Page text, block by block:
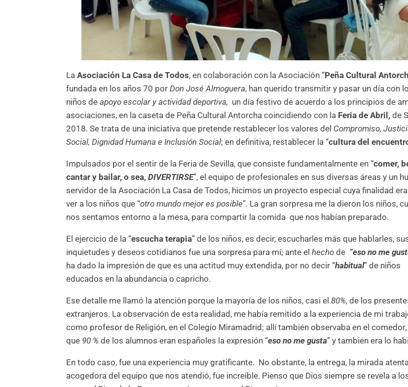
LaAsociación La Casa de Todos, en colaboración con la Asociación “Peña Cultural
fundada en los años 70 porDon José Almoguera, han querido transmitir y pasar un día con
niños deapoyo escolar y actividad deportiva, un día festivo de acuerdo a los principios de
asociaciones, en la caseta de Peña Cultural Antorcha coincidiendo con la Feria de Abril, de
2018. Se trata de una iniciativa que pretende restablecer los valores del Compromiso,
Social, Dignidad Humana e Inclusión Social; en definitiva, restablecer la “cultura del
Impulsados por el sentir de la Feria de Sevilla, que consiste fundamentalmente en “comer,
cantar y bailar, o sea, DIVERTIRSE”, el equipo de profesionales en sus diversas áreas y un
servidor de la Asociación La Casa de Todos, hicimos un proyecto especial cuya finalidad
ver a los niños que “otro mundo mejor es posible”. La gran sorpresa me la dieron los niños,
nos sentamos entorno a la mesa, para compartir la comida que nos habían preparado.
El ejercicio de la “escucha terapia” de los niños, es decir, escucharles más que hablarles,
inquietudes y deseos cotidianos fue una sorpresa para mí; ante elhecho de “eso no me
ha dado la impresión de que es una actitud muy extendida, por no decir “habitual” de niños
educados en la abundancia o capricho.
Ese detalle me llamó la atención porque la mayoría de los niños, casi el80%, de los
extranjeros. La observación de esta realidad, me había remitido a la experiencia de mi
como profesor de Religión, en el Colegio Miramadrid; allí también observaba en el comedor,
que 90 % de los alumnos eran españoles la expresión “eso no me gusta” y también era lo
En todo caso, fue una experiencia muy gratificante. No obstante, la entrega, la mirada
acogedora del equipo que nos atendió, fue increíble. Pienso que Dios siempre se revela a